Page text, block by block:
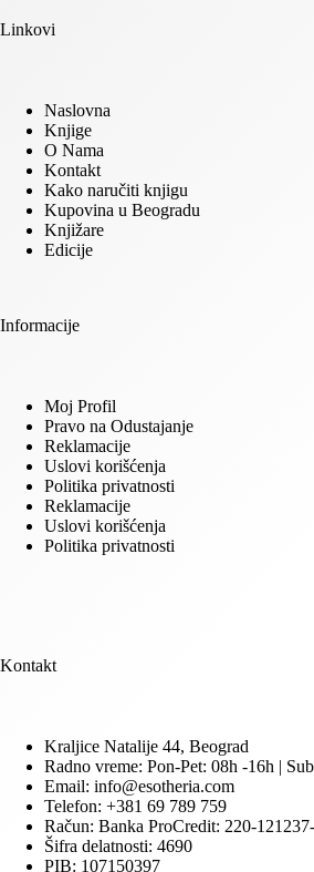
Linkovi
Naslovna
Knjige
O Nama
Kontakt
Kako naručiti knjigu
Kupovina u Beogradu
Knjižare
Edicije
Informacije
Moj Profil
Pravo na Odustajanje
Reklamacije
Uslovi korišćenja
Politika privatnosti
Reklamacije
Uslovi korišćenja
Politika privatnosti
Kontakt
Kraljice Natalije 44, Beograd
Radno vreme: Pon-Pet: 08h -16h |
Email: info@esotheria.com
Telefon: +381 69 789 759
Račun: Banka ProCredit: 220-
Šifra delatnosti: 4690
PIB: 107150397